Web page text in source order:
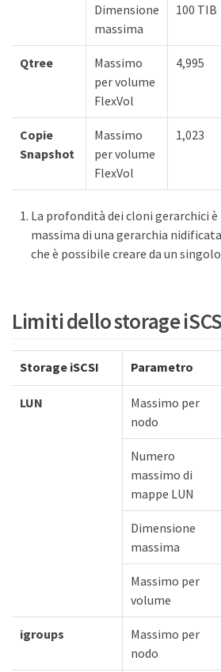
Dimensione
massima
100 TIB
Qtree
Massimo
per volume
FlexVol
4,995
Copie
Snapshot
Massimo
per volume
FlexVol
1,023
La profondità dei cloni gerarchici
massima di una gerarchia
che è possibile creare da un
Limiti dello storage
Storage iSCSI Parametro
LUN
Massimo per
nodo
Numero
massimo di
mappe LUN
Dimensione
massima
Massimo per
volume
igroups
Massimo per
nodo